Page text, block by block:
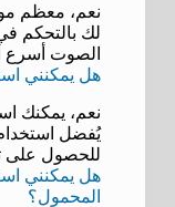
نعم، معظم
لك بالتحكم
الصوت أسرع
هل يمكنني
نعم، يمكنك
يُفضل
للحصول على
هل يمكنني
المحمول؟